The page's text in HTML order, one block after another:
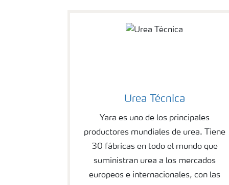
Urea Técnica
Yara es uno de los principales
productores mundiales de urea. Tiene
30 fábricas en todo el mundo que
suministran urea a los mercados
europeos e internacionales, con las